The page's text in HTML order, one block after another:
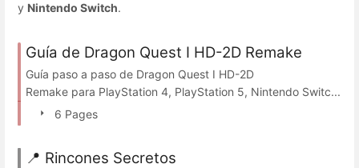
y Nintendo Switch.
Guía de Dragon Quest I HD-2D Remake
Guía paso a paso de Dragon Quest I HD-2D
Remake para PlayStation 4, PlayStation 5, Nintendo Switc...
6 Pages
📍 Rincones Secretos